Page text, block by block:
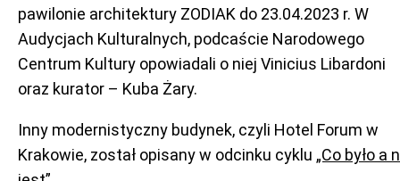
pawilonie architektury ZODIAK do 23.04.2023 r. W
Audycjach Kulturalnych, podcaście Narodowego
Centrum Kultury opowiadali o niej Vinicius Libardoni
oraz kurator – Kuba Żary.
Inny modernistyczny budynek, czyli Hotel Forum w
Krakowie, został opisany w odcinku cyklu „Co było a